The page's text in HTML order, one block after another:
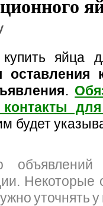
яйца
.
контакты
будет
Некоторые
уточнять